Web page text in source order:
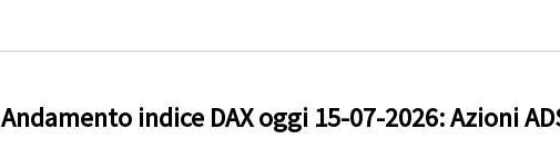
Andamento indice DAX oggi 15-07-2026: Azioni